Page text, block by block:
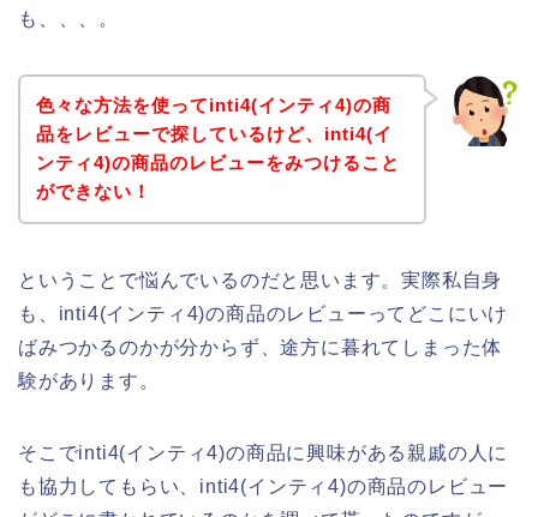
も、、、。
色々な方法を使ってinti4(インティ4)の商
品をレビューで探しているけど、inti4(イ
ンティ4)の商品のレビューをみつけること
ができない！
ということで悩んでいるのだと思います。実際私自身
も、inti4(インティ4)の商品のレビューってどこにいけ
ばみつかるのかが分からず、途方に暮れてしまった体
験があります。
そこでinti4(インティ4)の商品に興味がある親戚の人に
も協力してもらい、inti4(インティ4)の商品のレビュー